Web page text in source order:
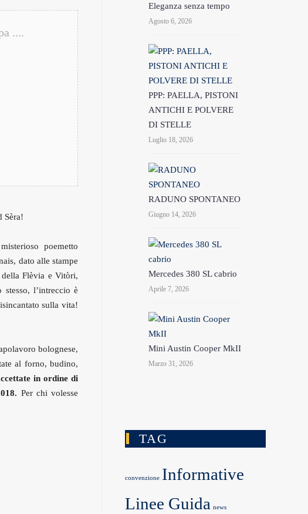
....
Sèra!
poemetto
dato alle stampe
Flèvia e Vitòri,
l’intreccio è
sulla vita!
bolognese,
al forno, budino,
in ordine di
Per chi volesse
Eleganza senza tempo
Agosto 6, 2026
PPP: PAELLA, PISTONI
ANTICHI E POLVERE
DI STELLE
Luglio 18, 2026
RADUNO SPONTANEO
Giugno 14, 2026
Mercedes 380 SL cabrio
Aprile 7, 2026
Mini Austin Cooper MkII
Marzo 31, 2026
TAG
convenzione Informative
Linee Guida news